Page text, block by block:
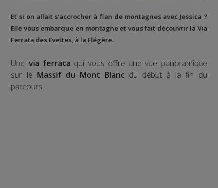
Et si on allait s'accrocher à flan de montagnes avec Jessica ?
Elle vous embarque en montagne et vous fait découvrir la Via
Ferrata des Evettes, à la Flégère.
Une via ferrata qui vous offre une vue panoramique
sur le Massif du Mont Blancdu début à la fin du
parcours.